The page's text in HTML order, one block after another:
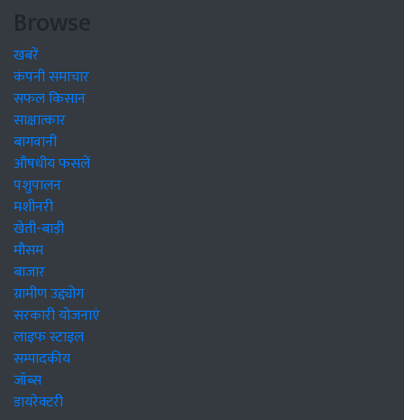
Browse
खबरें
कंपनी समाचार
सफल किसान
साक्षात्कार
बागवानी
औषधीय फसलें
पशुपालन
मशीनरी
खेती-बाड़ी
मौसम
बाजार
ग्रामीण उद्द्योग
सरकारी योजनाएं
लाइफ स्टाइल
सम्पादकीय
जॉब्स
डायरेक्टरी